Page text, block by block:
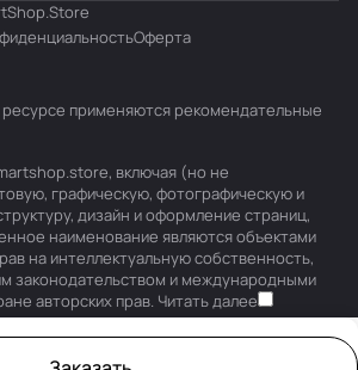
Оферта
применяются рекомендательные
включая (но не
графическую, фотографическую и
дизайн и оформление страниц,
наименование являются объектами
на интеллектуальную собственность,
законодательством и международными
авторских прав. Читать далее